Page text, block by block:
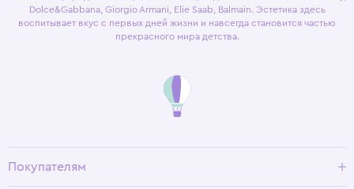
Dolce&Gabbana, Giorgio Armani, Elie Saab, Balmain. Эстетика здесь
воспитывает вкус с первых дней жизни и навсегда становится частью
прекрасного мира детства.
Покупателям